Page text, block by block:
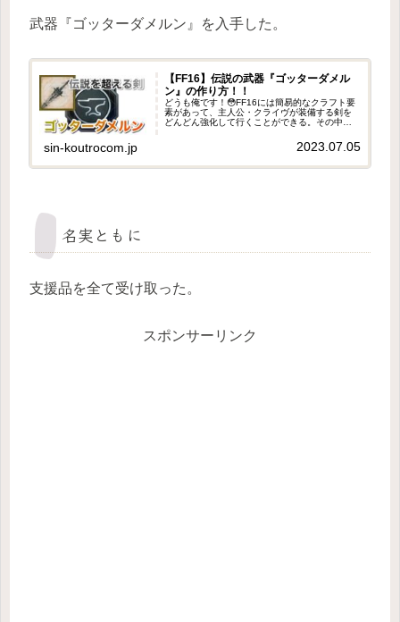
武器『ゴッターダメルン』を入手した。
【FF16】伝説の武器『ゴッターダメル
ン』の作り方！！
どうも俺です！😳FF16には簡易的なクラフト要
素があって、主人公・クライヴが装備する剣を
どんどん強化して行くことができる。その中で
共に375と最強クラスの性能を誇る。説明文に書
sin-koutrocom.jp 2023.07.05
名実ともに
支援品を全て受け取った。
スポンサーリンク